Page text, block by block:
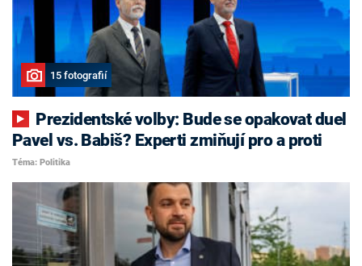
15 fotografií
Pavel vs. Babiš? Experti zmiňují pro a proti
Téma: Politika